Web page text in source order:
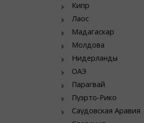
Кипр
Лаос
Мадагаскар
Молдова
Нидерланды
ОАЭ
Парагвай
Пуэрто-Рико
Саудовская Аравия